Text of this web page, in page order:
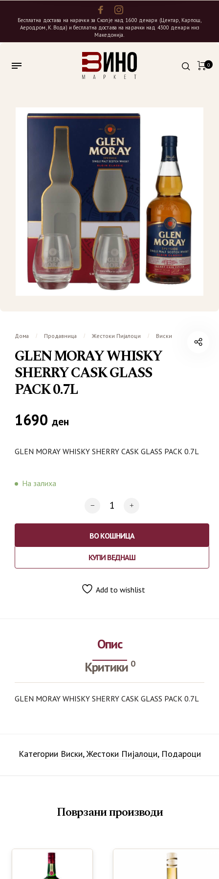
Бесплатна достава на нарачки за Скопје над 1600 денари (Центар, Карпош,
Аеродром, К. Вода) и бесплатна достава на нарачки над 4300 денари низ
Македонија.
0
Дома / Продавница / Жестоки Пијалоци / Виски
GLEN MORAY WHISKY
SHERRY CASK GLASS
PACK 0.7L
1690 ден
GLEN MORAY WHISKY SHERRY CASK GLASS PACK 0.7L
На залиха
ВО КОШНИЦА
КУПИ ВЕДНАШ
Add to wishlist
Опис
Критики 0
GLEN MORAY WHISKY SHERRY CASK GLASS PACK 0.7L
Категории Виски,Жестоки Пијалоци, Подароци
Поврзани производи